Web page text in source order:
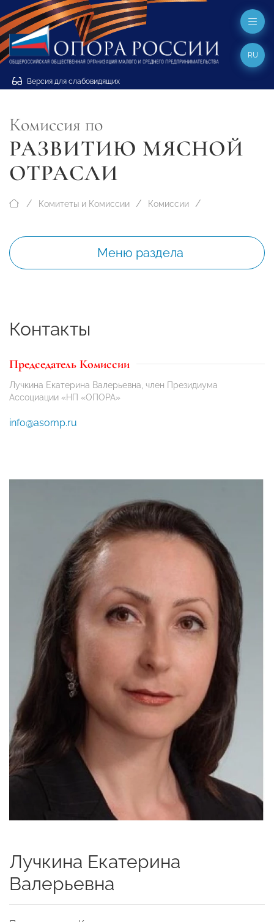
Версия для слабовидящих
RU
Комиссия по
РАЗВИТИЮ МЯСНОЙ
ОТРАСЛИ
Комитеты и Комиссии Комиссии
Меню раздела
Контакты
Председатель Комиссии
Лучкина Екатерина Валерьевна, член Президиума
Ассоциации «НП «ОПОРА»
info@asomp.ru
Лучкина Екатерина
Валерьевна